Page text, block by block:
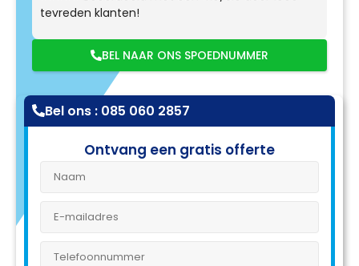
tevreden klanten!
BEL NAAR ONS SPOEDNUMMER
Bel ons : 085 060 2857
Ontvang een gratis offerte